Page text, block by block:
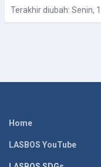
Terakhir diubah: Senin,
Home
LASBOS YouTube